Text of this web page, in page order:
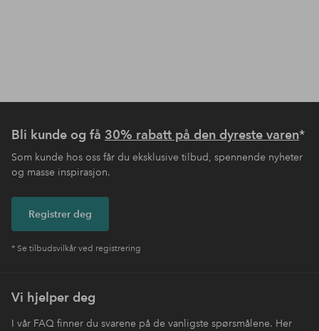
Bli kunde og få 30% rabatt på den dyreste varen*
Som kunde hos oss får du eksklusive tilbud, spennende nyheter
og masse inspirasjon.
Registrer deg
* Se tilbudsvilkår ved registrering
Vi hjelper deg
I vår FAQ finner du svarene på de vanligste spørsmålene. Her